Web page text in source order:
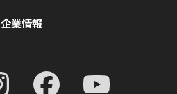
企業情報